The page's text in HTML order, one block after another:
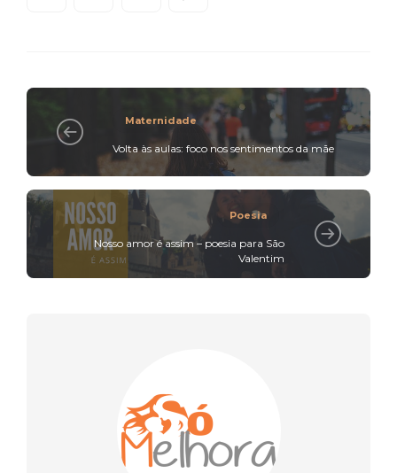
Maternidade
Volta às aulas: foco nos sentimentos da mãe
Poesia
Nosso amor é assim – poesia para São
Valentim